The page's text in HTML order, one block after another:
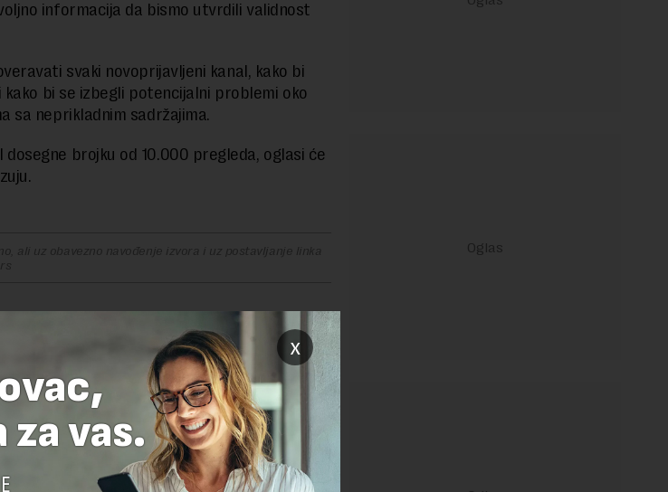
informacija da bismo utvrdili validnost
svaki novoprijavljeni kanal, kako bi
bi se izbegli potencijalni problemi oko
sa neprikladnim sadržajima.
brojku od 10.000 pregleda, oglasi će
ali uz obavezno navođenje izvora i uz postavljanje linka
x
za vas.